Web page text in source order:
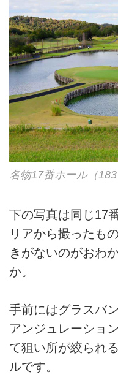
名物17番ホール（183
下の写真は同じ17
リアから撮ったも
きがないのがおわ
か。
手前にはグラスバ
アンジュレーショ
て狙い所が絞られ
ルです。